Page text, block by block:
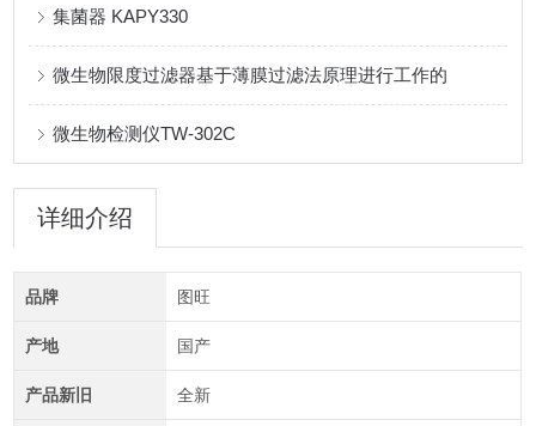
集菌器 KAPY330
微生物限度过滤器基于薄膜过滤法原理进行工作的
微生物检测仪TW-302C
详细介绍
品牌 图旺
产地 国产
产品新旧 全新